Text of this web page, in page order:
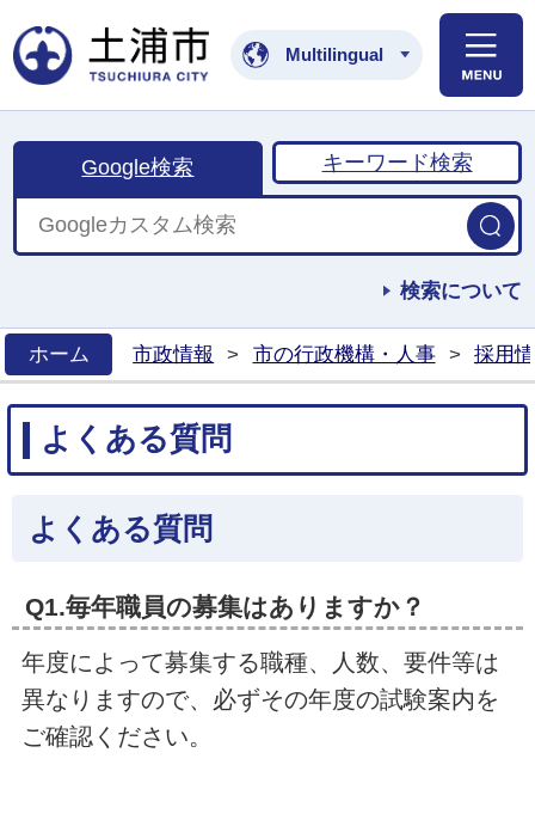
土浦市公式ホームペ
Multilingual
Google検索 キーワード検索
検索について
ホーム
市政情報 > 市の行政機構・人事 > 採用
よくある質問
よくある質問
Q1.毎年職員の募集はありますか？
年度によって募集する職種、人数、要件等は
異なりますので、必ずその年度の試験案内を
ご確認ください。